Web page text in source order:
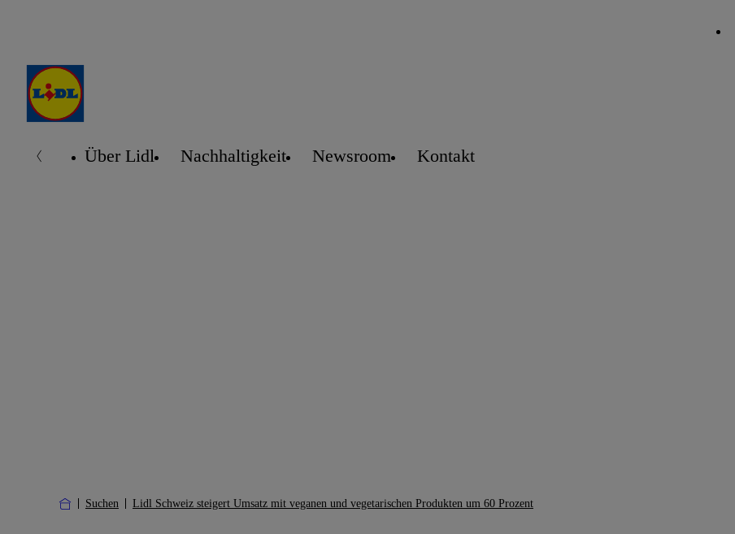
Über Lidl Nachhaltigkeit Newsroom Kontakt
Suchen Lidl Schweiz steigert Umsatz mit veganen und vegetarischen Produkten um 60 Prozent